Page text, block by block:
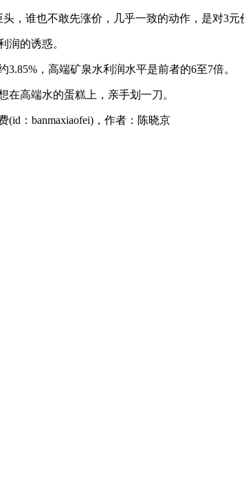
，谁也不敢先涨价，几乎一致的动作，是对3元
润的诱惑。
，高端矿泉水利润水平是前者的6至7倍。
在高端水的蛋糕上，亲手划一刀。
：banmaxiaofei)，作者：陈晓京